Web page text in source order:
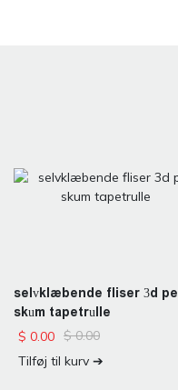
selvklæbende fliser 3d pe
skum tapetrulle
$ 0.00 $0.00
Tilføj til kurv ➔